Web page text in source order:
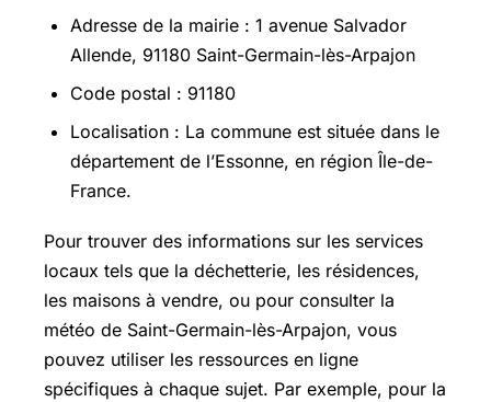
Adresse de la mairie : 1 avenue Salvador
Allende, 91180 Saint-Germain-lès-Arpajon
Code postal : 91180
Localisation : La commune est située dans le
département de l’Essonne, en région Île-de-
France.
Pour trouver des informations sur les services
locaux tels que la déchetterie, les résidences,
les maisons à vendre, ou pour consulter la
météo de Saint-Germain-lès-Arpajon, vous
pouvez utiliser les ressources en ligne
spécifiques à chaque sujet. Par exemple, pour la